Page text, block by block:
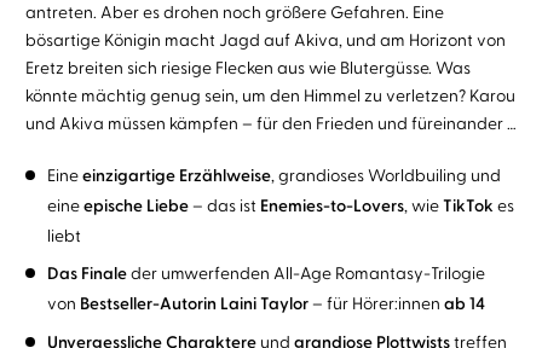
antreten. Aber es drohen noch größere Gefahren. Eine
bösartige Königin macht Jagd auf Akiva, und am Horizont von
Eretz breiten sich riesige Flecken aus wie Blutergüsse. Was
könnte mächtig genug sein, um den Himmel zu verletzen? Karou
und Akiva müssen kämpfen – für den Frieden und füreinander …
Eineeinzigartige Erzählweise, grandioses Worldbuiling und
eineepische Liebe– das ist Enemies-to-Lovers, wieTikTok es
liebt
Das Finaleder umwerfenden All-Age Romantasy-Trilogie
von Bestseller-Autorin Laini Taylor– für Hörer:innen ab 14
Unvergessliche Charaktereund grandiose Plottwiststreffen